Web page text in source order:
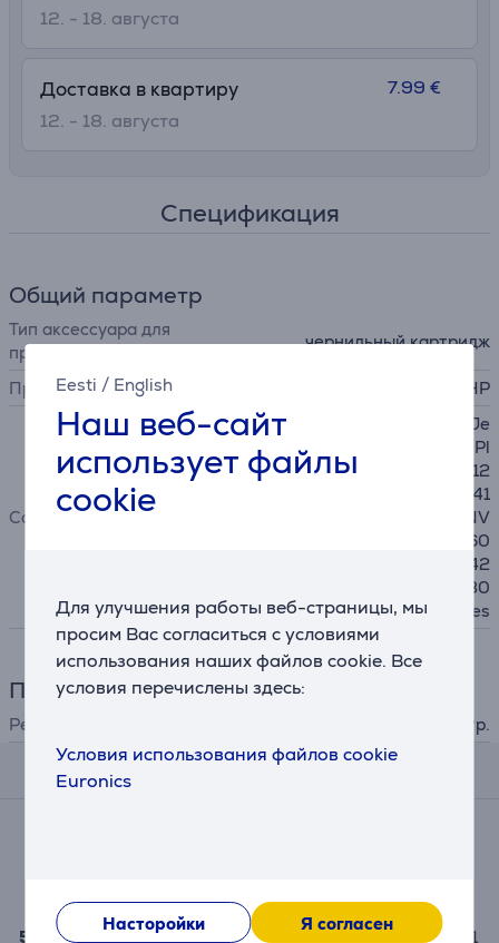
Eesti / English
Наш веб-сайт
использует файлы
cookie
Для улучшения работы веб-страницы, мы
просим Вас согласиться с условиями
использования наших файлов cookie. Все
условия перечислены здесь:
Условия использования файлов cookie
Euronics
Насторойки Я согласен
12. - 18. августа
Доставка в квартиру
12. - 18. августа
7.99 €
Спецификация
Общий параметр
Тип аксессуара для
принтера
чернильный картридж
Производитель HP
Совместимость
HP DeskJet 2710, HP DeskJe
t 2720 series, HP DeskJet Pl
us 4110, HP DeskJet Plus 412
0 series, HP DeskJet Plus 41
30, HP ENVY 6010, HP ENV
Y 6020 series, HP ENVY 60
30 series, HP ENVY Pro 642
0 series, HP ENVY Pro 6430
series
Принтер
Ресурс до 300 стр.
4,0
5
1